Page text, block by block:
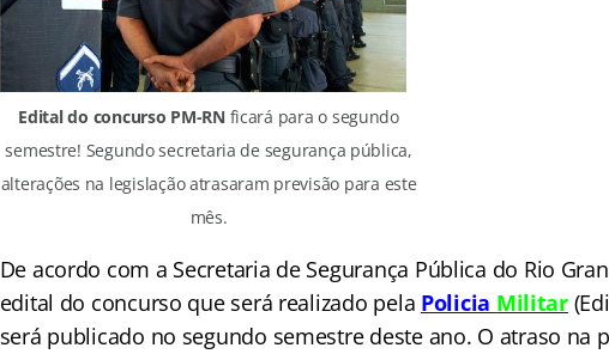
Edital do concurso PM-RN ficará para o segundo
semestre! Segundo secretaria de segurança pública,
alterações na legislação atrasaram previsão para este
mês.
De acordo com a Secretaria de Segurança Pública do Rio
edital do concurso que será realizado pela Policia Militar
será publicado no segundo semestre deste ano. O atraso na